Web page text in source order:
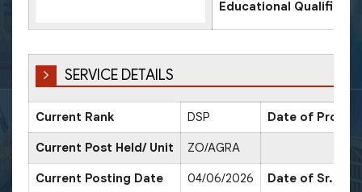
Educational
SERVICE DETAILS
Current Rank DSP Date of
Current Post Held/ Unit ZO/AGRA
Current Posting Date 04/06/2026 Date of Sr.